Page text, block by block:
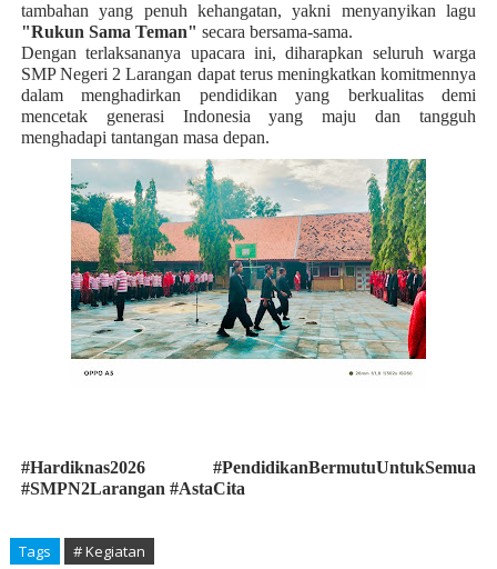
tambahan yang penuh kehangatan, yakni menyanyikan lagu
"Rukun Sama Teman" secara bersama-sama.
Dengan terlaksananya upacara ini, diharapkan seluruh warga
SMP Negeri 2 Larangan dapat terus meningkatkan komitmennya
dalam menghadirkan pendidikan yang berkualitas demi
mencetak generasi Indonesia yang maju dan tangguh
menghadapi tantangan masa depan.
#Hardiknas2026 #PendidikanBermutuUntukSemua
#SMPN2Larangan #AstaCita
Tags # Kegiatan